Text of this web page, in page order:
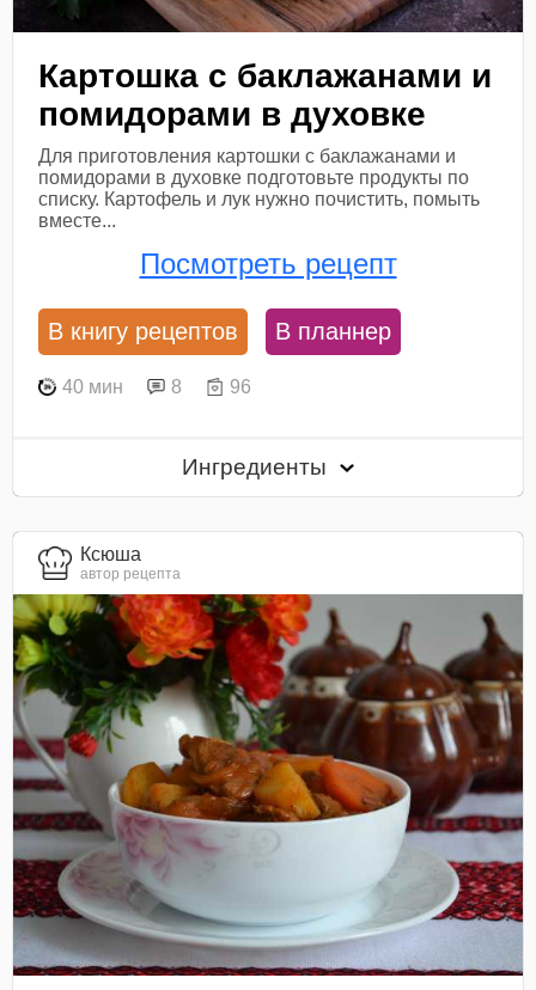
Картошка с баклажанами и
помидорами в духовке
Для приготовления картошки с баклажанами и
помидорами в духовке подготовьте продукты по
списку. Картофель и лук нужно почистить, помыть
вместе...
Посмотреть рецепт
В книгу рецептов В планнер
40 мин 8 96
Ингредиенты
Ксюша
автор рецепта